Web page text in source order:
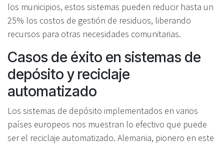
los municipios, estos sistemas pueden reducir hasta un
25% los costos de gestión de residuos, liberando
recursos para otras necesidades comunitarias.
Casos de éxito en sistemas de
depósito y reciclaje
automatizado
Los sistemas de depósito implementados en varios
países europeos nos muestran lo efectivo que puede
ser el reciclaje automatizado. Alemania, pionero en este